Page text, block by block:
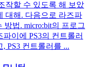
작할 수 있도록 해 보았
대해. 다음으로 라즈파
방법. micro:bit의 프로그
이에 PS3의 컨트롤러
PS3 컨트롤러를 ...